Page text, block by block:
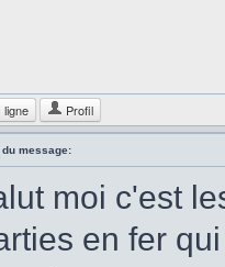
ligne Profil
du message:
moi c'est
en fer